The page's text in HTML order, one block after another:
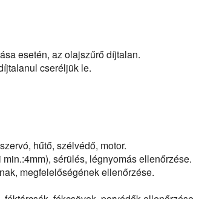
esetén, az olajszűrő díjtalan.
cseréljük le.
hűtő, szélvédő, motor.
sérülés, légnyomás ellenőrzése.
megfelelőségének ellenőrzése.